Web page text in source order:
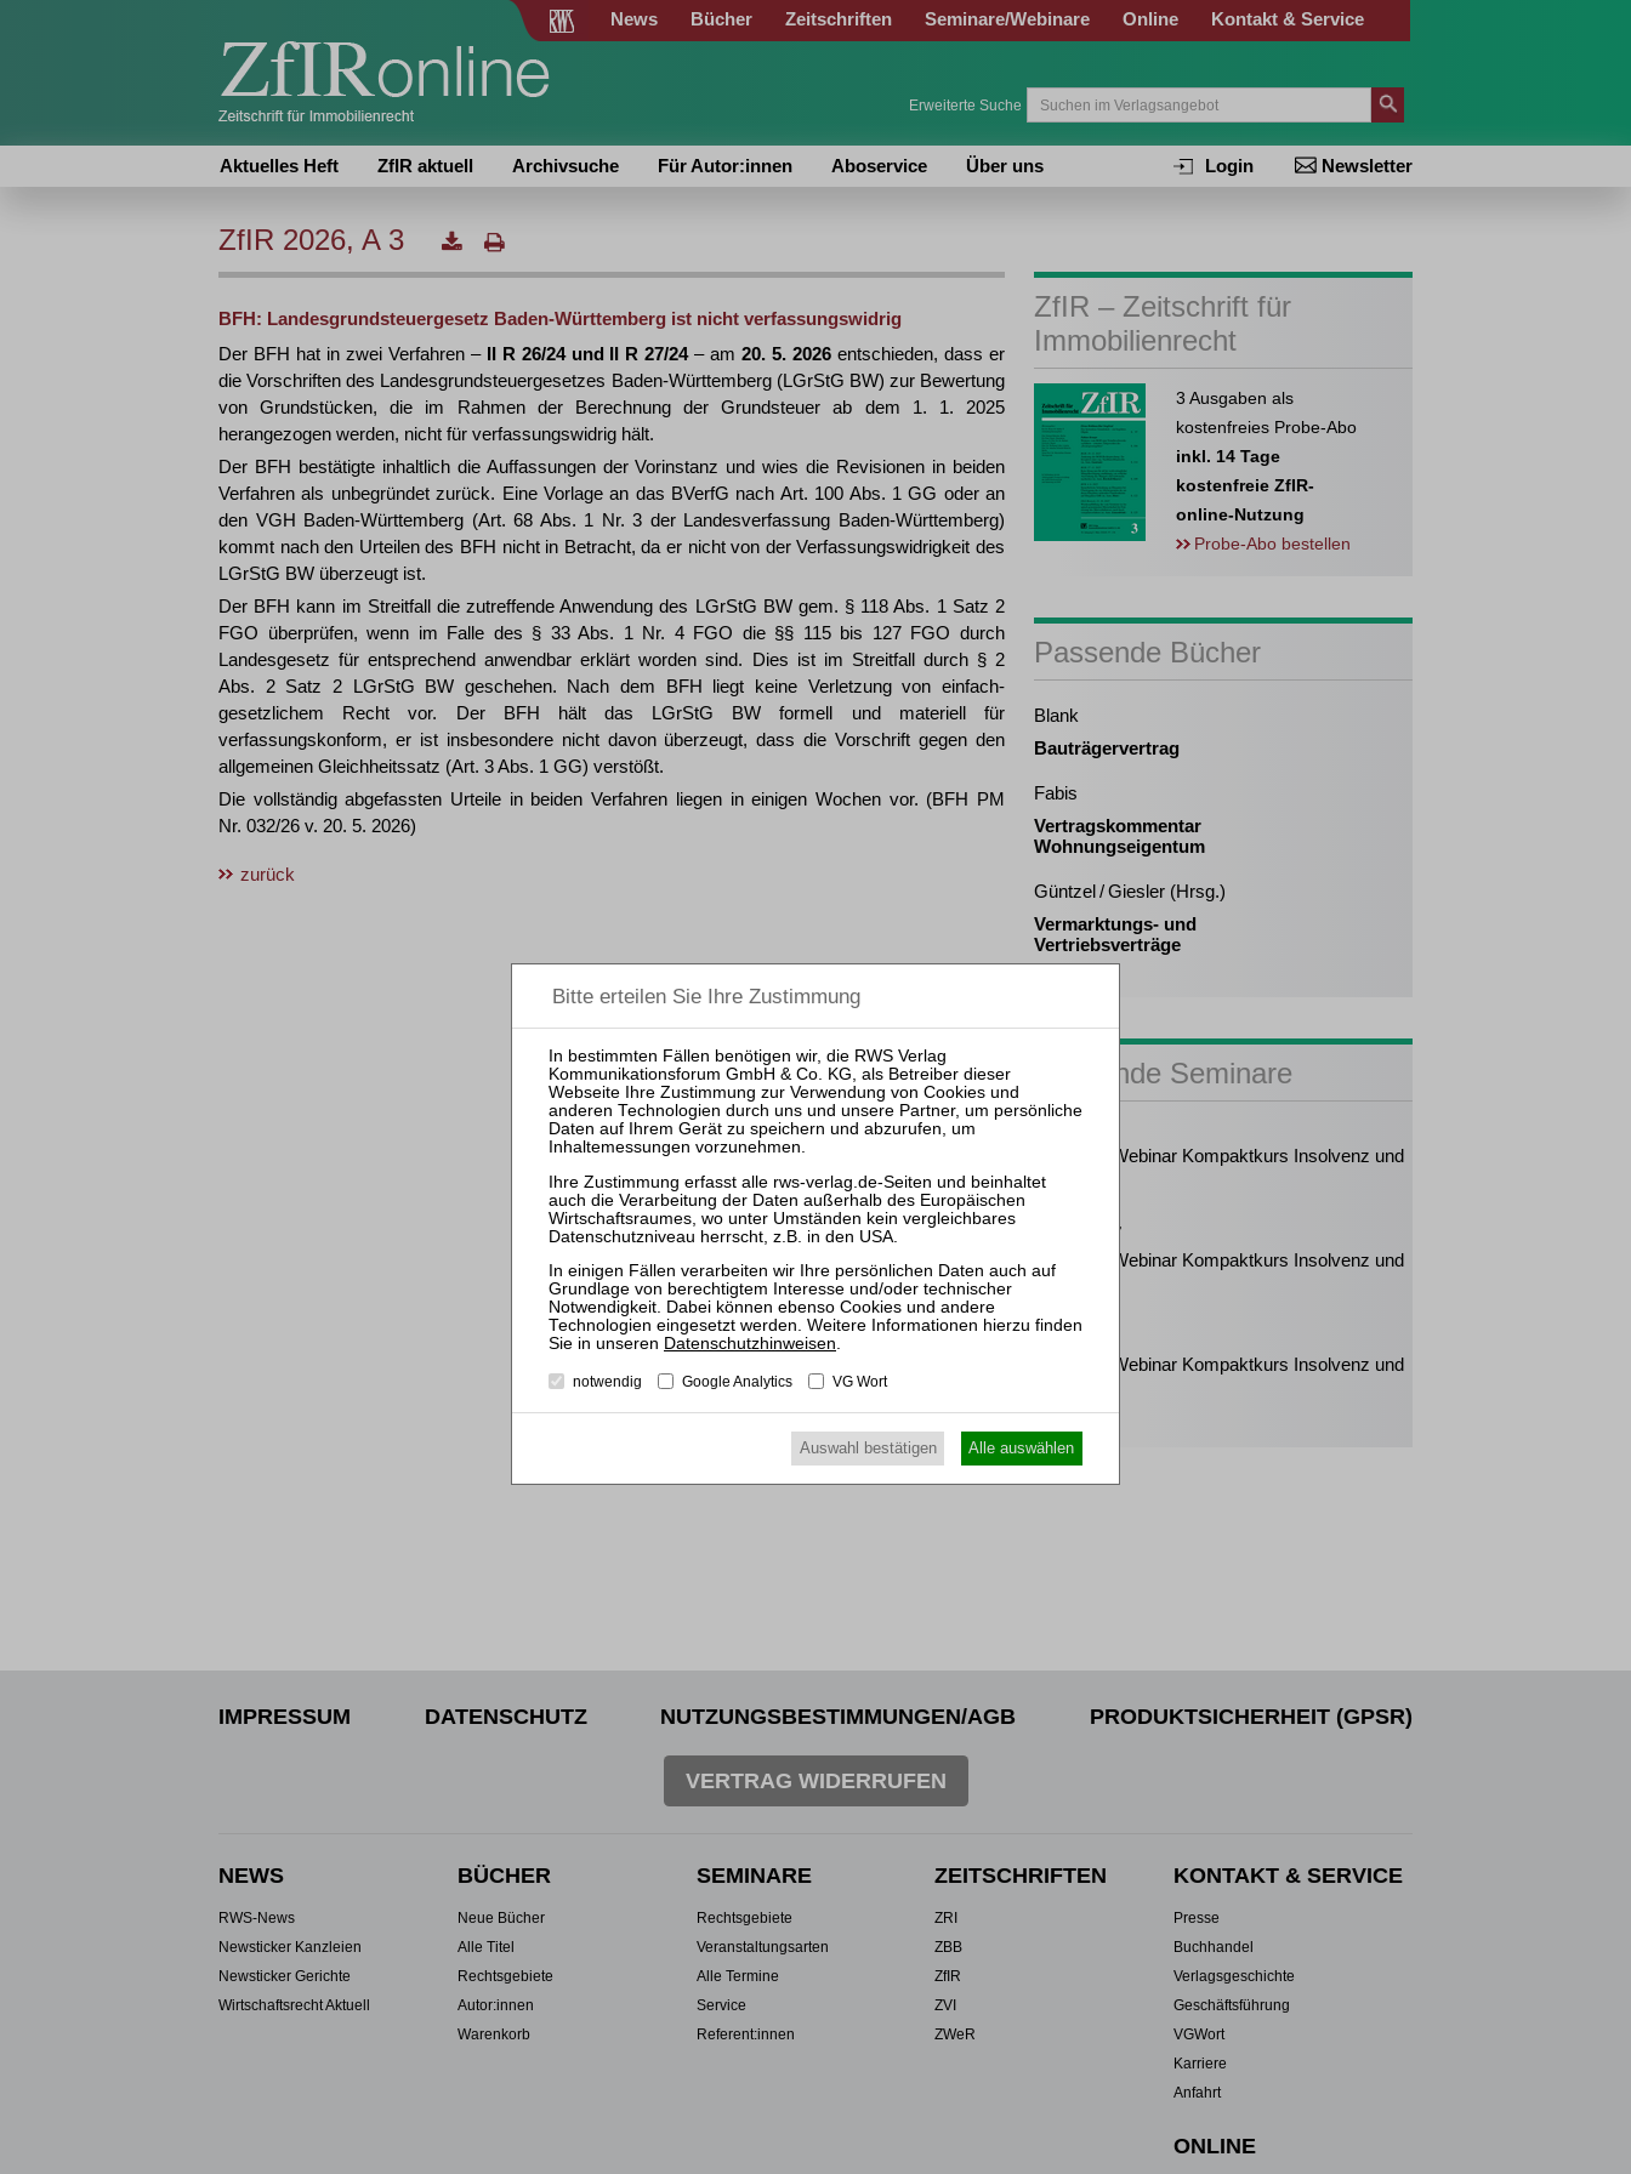
News Bücher Zeitschriften Seminare/Webinare Online Kontakt & Service
Erweiterte Suche
Aktuelles Heft ZfIR aktuell Archivsuche Für Autor:innen Aboservice Über uns Newsletter
Login
ZfIR 2026, A 3
BFH: Landesgrundsteuergesetz Baden-Württemberg ist nicht verfassungswidrig
Der BFH hat in zwei Verfahren – II R 26/24 und II R 27/24– am20. 5. 2026 entschieden, dass er
die Vorschriften des Landesgrundsteuergesetzes Baden-Württemberg (LGrStG BW) zur Bewertung
von Grundstücken, die im Rahmen der Berechnung der Grundsteuer ab dem 1. 1. 2025
herangezogen werden, nicht für verfassungswidrig hält.
Der BFH bestätigte inhaltlich die Auffassungen der Vorinstanz und wies die Revisionen in beiden
Verfahren als unbegründet zurück. Eine Vorlage an das BVerfG nach Art. 100 Abs. 1 GG oder an
den VGH Baden-Württemberg (Art. 68 Abs. 1 Nr. 3 der Landesverfassung Baden-Württemberg)
kommt nach den Urteilen des BFH nicht in Betracht, da er nicht von der Verfassungswidrigkeit des
LGrStG BW überzeugt ist.
Der BFH kann im Streitfall die zutreffende Anwendung des LGrStG BW gem. § 118 Abs. 1 Satz 2
FGO überprüfen, wenn im Falle des § 33 Abs. 1 Nr. 4 FGO die §§ 115 bis 127 FGO durch
Landesgesetz für entsprechend anwendbar erklärt worden sind. Dies ist im Streitfall durch § 2
Abs. 2 Satz 2 LGrStG BW geschehen. Nach dem BFH liegt keine Verletzung von einfach-
gesetzlichem Recht vor. Der BFH hält das LGrStG BW formell und materiell für
verfassungskonform, er ist insbesondere nicht davon überzeugt, dass die Vorschrift gegen den
allgemeinen Gleichheitssatz (Art. 3 Abs. 1 GG) verstößt.
Die vollständig abgefassten Urteile in beiden Verfahren liegen in einigen Wochen vor. (BFH PM
Nr. 032/26 v. 20. 5. 2026)
zurück
ZfIR – Zeitschrift für
Immobilienrecht
3 Ausgaben als
kostenfreies Probe-Abo
inkl. 14 Tage
kostenfreie ZfIR-
online-Nutzung
Probe-Abo bestellen
Passende Bücher
Blank
Bauträgervertrag
Fabis
Vertragskommentar
Wohnungseigentum
Güntzel / Giesler (Hrsg.)
Vermarktungs- und
Vertriebsverträge
Passende Seminare
Praktiker-Webinar Kompaktkurs Insolvenz und
Steuern
17.06.2027
Praktiker-Webinar Kompaktkurs Insolvenz und
25.11.2027
Praktiker-Webinar Kompaktkurs Insolvenz und
IMPRESSUM DATENSCHUTZ NUTZUNGSBESTIMMUNGEN/AGB PRODUKTSICHERHEIT (GPSR)
VERTRAG WIDERRUFEN
NEWS
RWS-News
Newsticker Kanzleien
Newsticker Gerichte
Wirtschaftsrecht Aktuell
BÜCHER
Neue Bücher
Alle Titel
Rechtsgebiete
Autor:innen
Warenkorb
SEMINARE
Rechtsgebiete
Veranstaltungsarten
Alle Termine
Service
Referent:innen
ZEITSCHRIFTEN
ZRI
ZBB
ZfIR
ZVI
ZWeR
KONTAKT & SERVICE
Presse
Buchhandel
Verlagsgeschichte
Geschäftsführung
VGWort
Karriere
Anfahrt
ONLINE
Datenschutzhinweisen.
notwendig Google Analytics VG Wort
Auswahl bestätigen Alle auswählen